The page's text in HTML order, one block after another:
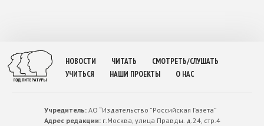
НОВОСТИ ЧИТАТЬ
СМОТРЕТЬ/СЛУШАТЬ
УЧИТЬСЯ
НАШИ ПРОЕКТЫ О НАС
Учредитель:АО “Издательство ”Российская Газета”
Адрес редакции:г.Москва, улица Правды. д.24, стр.4